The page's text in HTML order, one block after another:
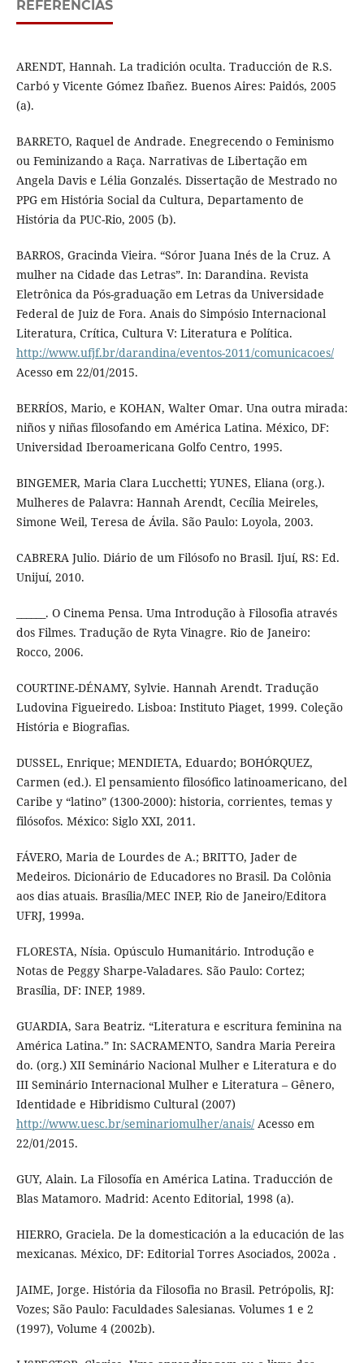
REFERÊNCIAS
ARENDT, Hannah. La tradición oculta. Traducción de R.S.
Carbó y Vicente Gómez Ibañez. Buenos Aires: Paidós, 2005
(a).
BARRETO, Raquel de Andrade. Enegrecendo o Feminismo
ou Feminizando a Raça. Narrativas de Libertação em
Angela Davis e Lélia Gonzalés. Dissertação de Mestrado no
PPG em História Social da Cultura, Departamento de
História da PUC-Rio, 2005 (b).
BARROS, Gracinda Vieira. “Sóror Juana Inés de la Cruz. A
mulher na Cidade das Letras”. In: Darandina. Revista
Eletrônica da Pós-graduação em Letras da Universidade
Federal de Juiz de Fora. Anais do Simpósio Internacional
Literatura, Crítica, Cultura V: Literatura e Política.
http://www.ufjf.br/darandina/eventos-2011/comunicacoes/
Acesso em 22/01/2015.
BERRÍOS, Mario, e KOHAN, Walter Omar. Una outra mirada:
niños y niñas filosofando em América Latina. México, DF:
Universidad Iberoamericana Golfo Centro, 1995.
BINGEMER, Maria Clara Lucchetti; YUNES, Eliana (org.).
Mulheres de Palavra: Hannah Arendt, Cecília Meireles,
Simone Weil, Teresa de Ávila. São Paulo: Loyola, 2003.
CABRERA Julio. Diário de um Filósofo no Brasil. Ijuí, RS: Ed.
Unijuí, 2010.
______. O Cinema Pensa. Uma Introdução à Filosofia através
dos Filmes. Tradução de Ryta Vinagre. Rio de Janeiro:
Rocco, 2006.
COURTINE-DÉNAMY, Sylvie. Hannah Arendt. Tradução
Ludovina Figueiredo. Lisboa: Instituto Piaget, 1999. Coleção
História e Biografias.
DUSSEL, Enrique; MENDIETA, Eduardo; BOHÓRQUEZ,
Carmen (ed.). El pensamiento filosófico latinoamericano, del
Caribe y “latino” (1300-2000): historia, corrientes, temas y
filósofos. México: Siglo XXI, 2011.
FÁVERO, Maria de Lourdes de A.; BRITTO, Jader de
Medeiros. Dicionário de Educadores no Brasil. Da Colônia
aos dias atuais. Brasília/MEC INEP, Rio de Janeiro/Editora
UFRJ, 1999a.
FLORESTA, Nísia. Opúsculo Humanitário. Introdução e
Notas de Peggy Sharpe-Valadares. São Paulo: Cortez;
Brasília, DF: INEP, 1989.
GUARDIA, Sara Beatriz. “Literatura e escritura feminina na
América Latina.” In: SACRAMENTO, Sandra Maria Pereira
do. (org.) XII Seminário Nacional Mulher e Literatura e do
III Seminário Internacional Mulher e Literatura – Gênero,
Identidade e Hibridismo Cultural (2007)
http://www.uesc.br/seminariomulher/anais/Acesso em
22/01/2015.
GUY, Alain. La Filosofía en América Latina. Traducción de
Blas Matamoro. Madrid: Acento Editorial, 1998 (a).
HIERRO, Graciela. De la domesticación a la educación de las
mexicanas. México, DF: Editorial Torres Asociados, 2002a .
JAIME, Jorge. História da Filosofia no Brasil. Petrópolis, RJ:
Vozes; São Paulo: Faculdades Salesianas. Volumes 1 e 2
(1997), Volume 4 (2002b).